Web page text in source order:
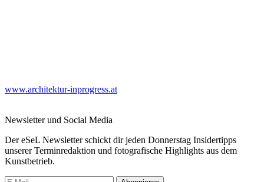
www.architektur-inprogress.at
Newsletter und Social Media
Der eSeL Newsletter schickt dir jeden Donnerstag Insidertipps
unserer Terminredaktion und fotografische Highlights aus dem
Kunstbetrieb.